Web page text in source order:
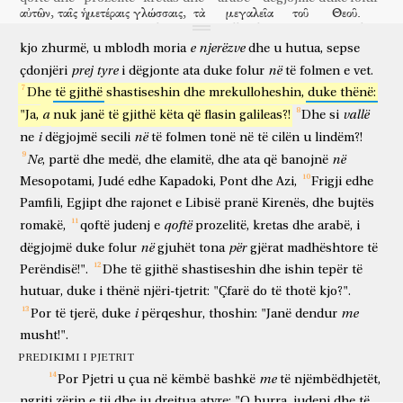
αὐτῶν, ταῖς ἡμετέραις γλώσσαις, τὰ μεγαλεῖα τοῦ Θεοῦ.
ἐξίσταντο δὲ πάντες καὶ
dhe
διηποροῦντο, ἄλλος
tjetër
πρὸς
drejt
ἄλλον
tjetri
λέγοντες,
duke thënë
τί
çfarë
θέλει
do
τοῦτο
kjo
εἶναι?
për të qenë
ἕτεροι
të tjerë
δὲ
por
διαχλευάζοντες
duke përqeshur
ἔλεγον,
thoshin
ὅτι
se
γλεύκους
musht
μεμεστωμένοι
dendur
εἰσίν.
janë
σταθεὶς
duke qëndruar
δὲ
por
ὁ Πέτρος
Pjetri
σὺν
bashkë
τοῖς ἕνδεκα,
të njëmbëdhjetët
ἐπῆρεν
ngriti
τὴν φωνὴν
zërin
αὐτοῦ
e tij
καὶ
dhe
ἀπεφθέγξατο
u shpreh
αὐτοῖς:
atyre
ἄνδρες,
o burra
Ἰουδαῖοι,
o judenj
καὶ οἱ
o ju
κατοικοῦντες
që banoni
Ἰερουσαλὴμ
Jerusalem
πάντες,
të gjithë
τοῦτο ὑμῖν
juve
γνωστὸν
e njohur
ἔστω
të jetë
καὶ
dhe
ἐνωτίσασθε
vini veshin
τὰ ῥήματά
thëniet
μου.
e mia
οὐ
nuk
γὰρ
sepse
ὡς
si
ὑμεῖς
ju
ὑπολαμβάνετε,
hamendësoni këta
μεθύουσιν,
dehen është
γὰρ
sepse
ὥρα
orë e tretë e ditës
ἀλλὰ τοῦτό ἐστιν
është
τὸ εἰρημένον
që është thënë
διὰ τοῦ προφήτου
Ἰωήλ:
Joel
καὶ ἔσται ἐν ταῖς ἐσχάταις ἡμέραις, λέγει
ὁ
Θεός,
ἐκχεῶ
do të derdh
dhe
προφητεύσουσιν
do të profetizojnë
οἱ υἱοὶ
bijtë
ὑμῶν,
tuaj
καὶ
dhe
αἱ θυγατέρες
bijat
ὑμῶν;
tuaja
Tani,
në Jerusalem banonin disa judenj, burra të
komb është nën qiell. u
kjo zhurmë, u mblodh moria e njerëzve dhe u hutua, sepse
çdonjëri prej tyre i dëgjonte ata duke folur në të folmen e vet.
Dhe të gjithë shastiseshin dhe mrekulloheshin, duke thënë:
"Ja, a nuk janë të gjithë këta që flasin galileas?! Dhe si vallë
ne i dëgjojmë secili në të folmen tonë në të cilën u lindëm?!
Ne, partë dhe medë, dhe elamitë, dhe ata që banojnë në
Mesopotami, Judé edhe Kapadoki, Pont dhe Azi, Frigji edhe
Pamfili, Egjipt dhe rajonet e Libisë pranë Kirenës, dhe bujtës
romakë,
qoftë judenj e qoftë prozelitë, kretas dhe arabë, i
dëgjojmë duke folur në gjuhët tona për gjërat madhështore të
Perëndisë!".
Dhe të gjithë shastiseshin dhe ishin tepër të
hutuar, duke i thënë njëri-tjetrit: "Çfarë do të thotë kjo?".
Por të tjerë, duke i përqeshur, thoshin: "Janë dendur me
musht!".
PREDIKIMI I PJETRIT
Por Pjetri u çua në këmbë bashkë me të njëmbëdhjetët,